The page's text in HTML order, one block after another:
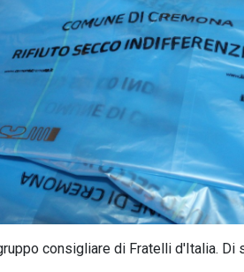
consigliare di Fratelli d'Italia. Di